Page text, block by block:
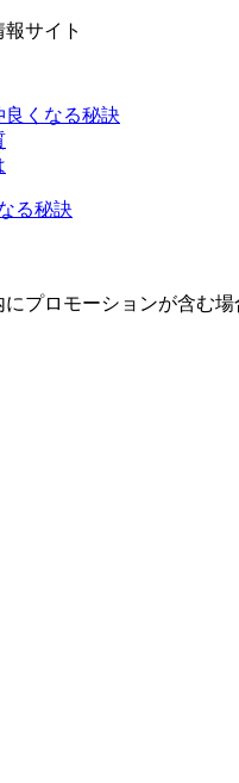
サイト
良くなる秘訣
る秘訣
プロモーションが含む場